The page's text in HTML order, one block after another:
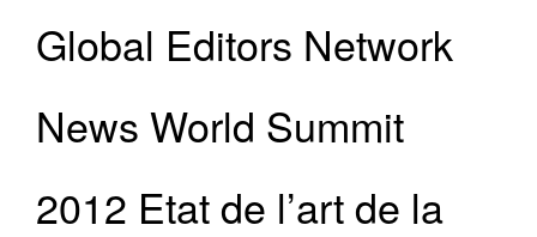
Global Editors Network
News World Summit
2012 Etat de l’art de la